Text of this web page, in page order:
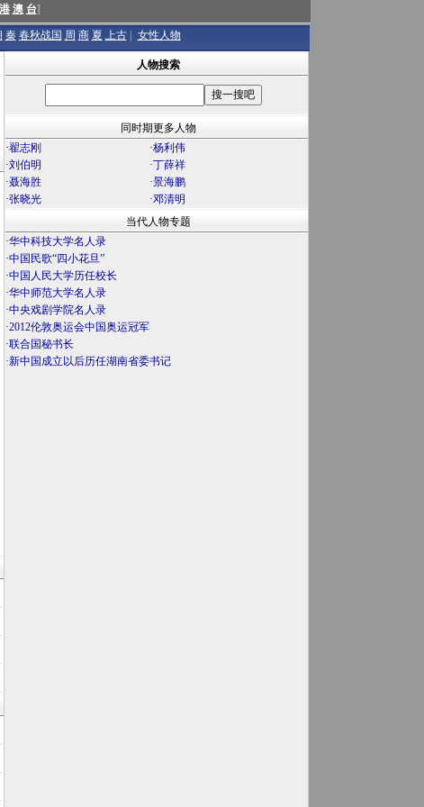
澳 台]
秦 春秋战国 周 商 夏 上古 女性人物
人物搜索
同时期更多人物
·翟志刚 ·杨利伟
·刘伯明 ·丁薛祥
·聂海胜 ·景海鹏
·张晓光 ·邓清明
当代人物专题
·华中科技大学名人录
·中国民歌“四小花旦”
·中国人民大学历任校长
·华中师范大学名人录
·中央戏剧学院名人录
·2012伦敦奥运会中国奥运冠军
·联合国秘书长
·新中国成立以后历任湖南省委书记